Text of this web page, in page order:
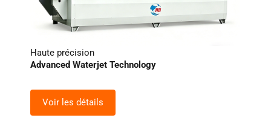
Haute précision
Advanced Waterjet Technology
Voir les détails